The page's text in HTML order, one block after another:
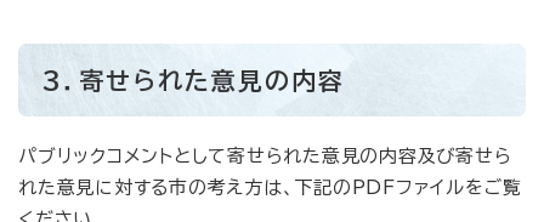
3．寄せられた意見の内容
パブリックコメントとして寄せられた意見の内容及び寄せら
れた意見に対する市の考え方は、下記のPDFファイルをご覧